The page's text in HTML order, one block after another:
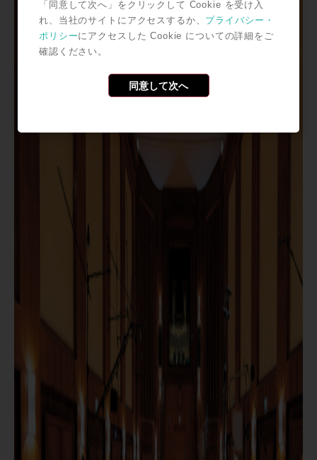
「同意して次へ」をクリックして Cookie を受け入
れ、当社のサイトにアクセスするか、 プライバシー・
ポリシーにアクセスした Cookie についての詳細をご
確認ください。
同意して次へ